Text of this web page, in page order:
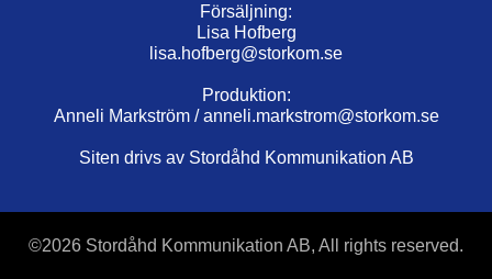
Försäljning:
Lisa Hofberg
lisa.hofberg@storkom.se
Produktion:
Anneli Markström /anneli.markstrom@storkom.se
Siten drivs av Stordåhd Kommunikation AB
©2026 Stordåhd Kommunikation AB, All rights reserved.